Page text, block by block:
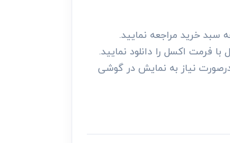
خرید مراجعه نمایید.
فرمت اکسل را دانلود نمایید.
نیاز به نمایش در گوشی